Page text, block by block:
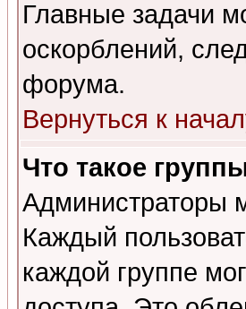
Главные задачи
оскорблений,
форума.
Вернуться к
Что такое
Администраторы
Каждый
каждой группе